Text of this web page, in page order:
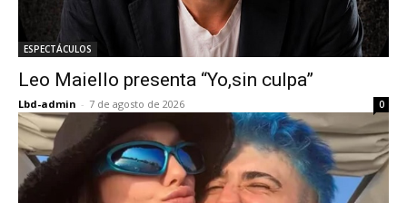
ESPECTÁCULOS
Leo Maiello presenta “Yo,sin culpa”
Lbd-admin - 7 de agosto de 2026 0